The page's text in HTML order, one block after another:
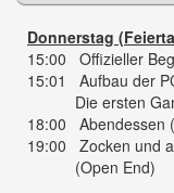
Donnerstag
15:00 Offizieller
15:01 Aufbau der
Die ersten
18:00 Abendessen
19:00 Zocken und
(Open End)